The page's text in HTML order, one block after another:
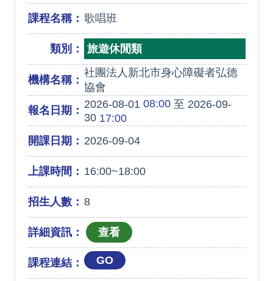
課程名稱： 歌唱班
類別： 旅遊休閒類
機構名稱：
社團法人新北市身心障礙者弘德
協會
報名日期： 2026-08-01 08:00至 2026-09-
3017:00
開課日期： 2026-09-04
上課時間： 16:00~18:00
招生人數： 8
詳細資訊：
課程連結： GO